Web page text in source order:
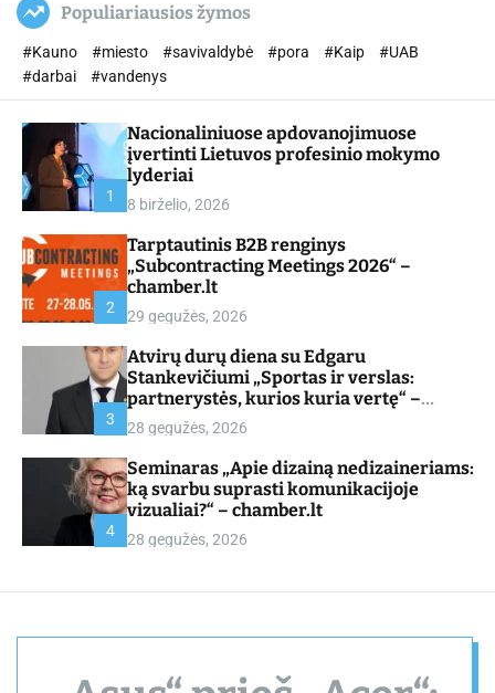
e
h
o
r
Populiariausios žymos
#Kauno #miesto #savivaldybė #pora #Kaip
#UAB
#darbai
#vandenys
1
Nacionaliniuose apdovanojimuose
įvertinti Lietuvos profesinio mokymo
lyderiai
8 birželio, 2026
2
Tarptautinis B2B renginys
„Subcontracting Meetings 2026“ –
chamber.lt
29 gegužės, 2026
3
Atvirų durų diena su Edgaru
Stankevičiumi „Sportas ir verslas:
partnerystės, kurios kuria vertę“ –
chamber.lt
28 gegužės, 2026
4
Seminaras „Apie dizainą nedizaineriams:
ką svarbu suprasti komunikacijoje
vizualiai?“ – chamber.lt
28 gegužės, 2026